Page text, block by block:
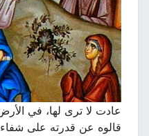
عادت لا ترى لها، في
قالوه عن قدرته على